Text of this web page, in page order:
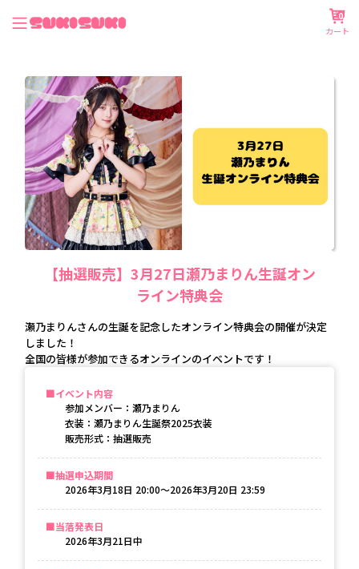
カート
0
【抽選販売】3月27日瀬乃まりん生誕オン
ライン特典会
瀬乃まりんさんの生誕を記念したオンライン特典会の開催が決定
しました！
全国の皆様が参加できるオンラインのイベントです！
イベント内容
参加メンバー：瀬乃まりん
衣装：瀬乃まりん生誕祭2025衣装
販売形式：抽選販売
抽選申込期間
2026年3月18日 20:00〜2026年3月20日 23:59
当落発表日
2026年3月21日中